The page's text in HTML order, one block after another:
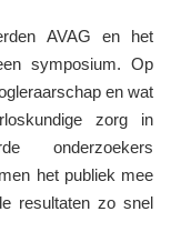
AVAG en het
symposium. Op
en wat
zorg in
onderzoekers
het publiek mee
resultaten zo snel